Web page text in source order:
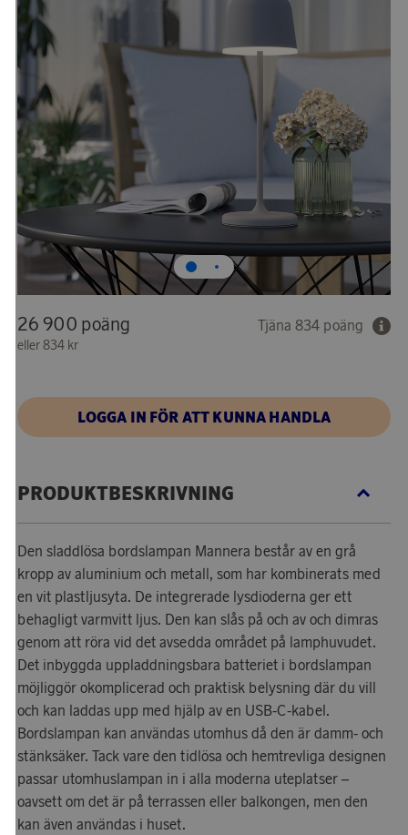
26 900 poäng
eller834 kr
Tjäna 834 poäng
LOGGA IN FÖR ATT KUNNA HANDLA
PRODUKTBESKRIVNING
Den sladdlösa bordslampan Mannera består av en grå
kropp av aluminium och metall, som har kombinerats med
en vit plastljusyta. De integrerade lysdioderna ger ett
behagligt varmvitt ljus. Den kan slås på och av och dimras
genom att röra vid det avsedda området på lamphuvudet.
Det inbyggda uppladdningsbara batteriet i bordslampan
möjliggör okomplicerad och praktisk belysning där du vill
och kan laddas upp med hjälp av en USB-C-kabel.
Bordslampan kan användas utomhus då den är damm- och
stänksäker. Tack vare den tidlösa och hemtrevliga designen
passar utomhuslampan in i alla moderna uteplatser –
oavsett om det är på terrassen eller balkongen, men den
kan även användas i huset.